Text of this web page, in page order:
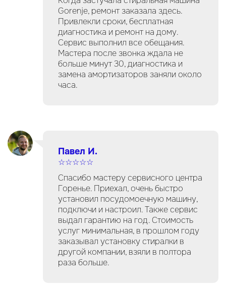
Gorenje, ремонт заказала здесь.
Привлекли сроки, бесплатная
диагностика и ремонт на дому.
Сервис выполнил все обещания.
Мастера после звонка ждала не
больше минут 30, диагностика и
замена амортизаторов заняли около
часа.
Павел И.
☆☆☆☆☆
Спасибо мастеру сервисного центра
Горенье. Приехал, очень быстро
установил посудомоечную машину,
подключи и настроил. Также сервис
выдал гарантию на год. Стоимость
услуг минимальная, в прошлом году
заказывал установку стиралки в
другой компании, взяли в полтора
раза больше.